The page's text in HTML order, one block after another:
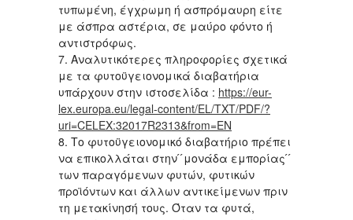
τυπωμένη, έγχρωμη ή ασπρόμαυρη είτε
με άσπρα αστέρια, σε μαύρο φόντο ή
αντιστρόφως.
7. Αναλυτικότερες πληροφορίες σχετικά
με τα φυτοϋγειονομικά διαβατήρια
υπάρχουν στην ιστοσελίδα : https://eur-
lex.europa.eu/legal-content/EL/TXT/PDF/?
uri=CELEX:32017R2313&from=EN
8. Το φυτοϋγειονομικό διαβατήριο πρέπει
να επικολλάται στην ́ ́μονάδα εμπορίας ́ ́
των παραγόμενων φυτών, φυτικών
προϊόντων και άλλων αντικείμενων πριν
τη μετακίνησή τους. Όταν τα φυτά,